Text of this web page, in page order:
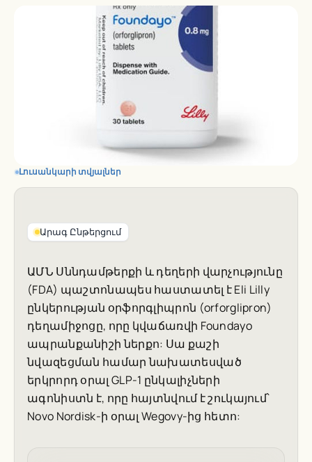
Լուսանկարի տվյալներ
Արագ Ընթերցում
ԱՄՆ Սննդամթերքի և դեղերի վարչությունը
(FDA) պաշտոնապես հաստատել է Eli Lilly
ընկերության օրֆորգլիպրոն (orforglipron)
դեղամիջոցը, որը կվաճառվի Foundayo
ապրանքանիշի ներքո: Սա քաշի
նվազեցման համար նախատեսված
երկրորդ օրալ GLP-1 ընկալիչների
ագոնիստն է, որը հայտնվում է շուկայում՝
Novo Nordisk-ի օրալ Wegovy-ից հետո: